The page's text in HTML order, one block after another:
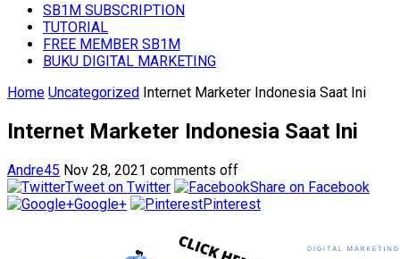
SB1M SUBSCRIPTION
TUTORIAL
FREE MEMBER SB1M
BUKU DIGITAL MARKETING
Home Uncategorized Internet Marketer Indonesia Saat Ini
Internet Marketer Indonesia Saat Ini
Andre45 Nov 28, 2021 comments off
Tweet on Twitter
Share on Facebook
Google+
Pinterest